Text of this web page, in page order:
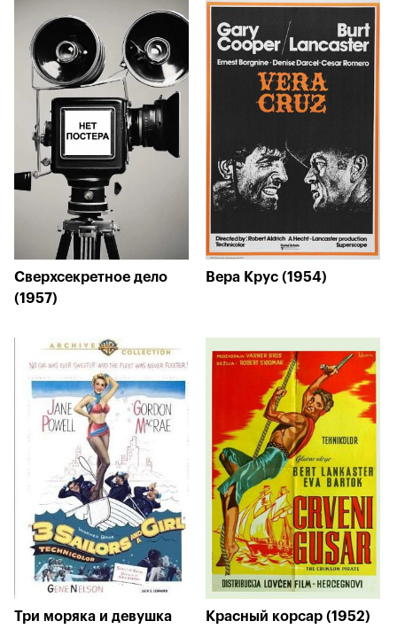
Сверхсекретное дело
(1957)
Вера Крус (1954)
Три моряка и девушка
Красный корсар (1952)